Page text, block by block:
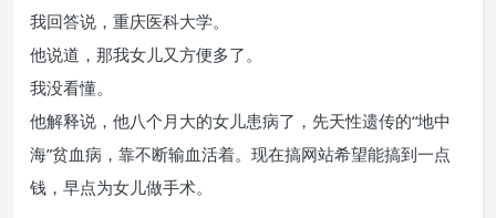
我回答说，重庆医科大学。
他说道，那我女儿又方便多了。
我没看懂。
他解释说，他八个月大的女儿患病了，先天性遗传的“地中
海”贫血病，靠不断输血活着。现在搞网站希望能搞到一点
钱，早点为女儿做手术。